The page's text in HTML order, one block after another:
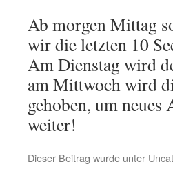
Ab morgen Mittag
wir die letzten 10
Am Dienstag wird
am Mittwoch wird
gehoben, um
weiter!
Dieser Beitrag wurde unter